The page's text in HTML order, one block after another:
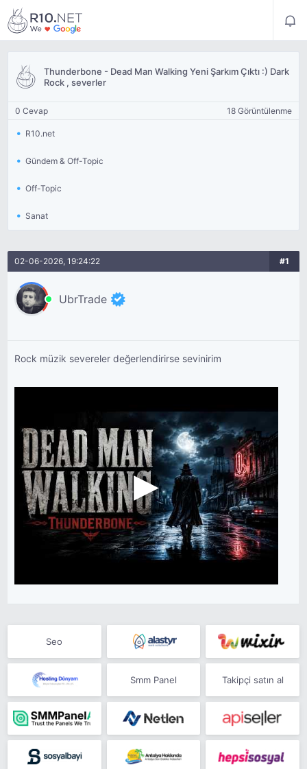
Thunderbone - Dead Man Walking Yeni Şarkım Çıktı :) Dark
Rock , severler
0 Cevap 18 Görüntülenme
R10.net
Gündem & Off-Topic
Off-Topic
Sanat
02-06-2026, 19:24:22 #1
UbrTrade
Rock müzik severeler değerlendirirse sevinirim
Seo
Smm Panel Takipçi satın al